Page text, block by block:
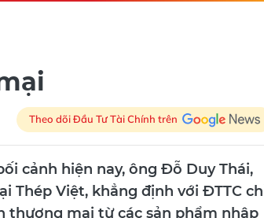
Theo dõi Đầu Tư Tài Chính trên
cảnh hiện nay, ông Đỗ Duy Thái,
Thép Việt, khẳng định với ĐTTC
thương mại từ các sản phẩm nhập